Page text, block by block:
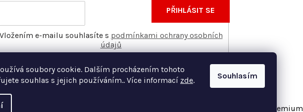
soubory cookie. Dalším procházením tohoto
souhlas s jejich používáním.. Více informací zde. Souhlasím
o nových produktech na našem e-shopu.
Vložením e-mailu souhlasíte s podmínkami ochrany osobních
údajů
PŘIHLÁSIT SE
Vytvořil Shoptet Premium